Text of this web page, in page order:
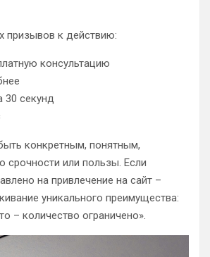
призывов к действию:
консультацию
30 секунд
конкретным, понятным,
срочности или пользы. Если
на привлечение на сайт –
уникального преимущества:
– количество ограничено».